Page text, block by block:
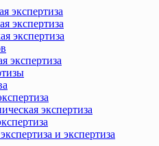
экспертиза
экспертиза
экспертиза
экспертиза
экспертиза
и экспертиза